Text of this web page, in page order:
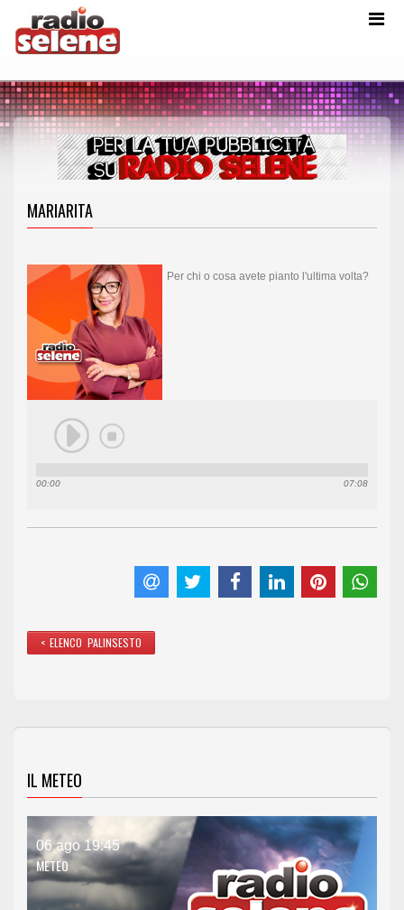
MARIARITA
00:00 07:08
Per chi o cosa avete pianto l'ultima volta?
< ELENCO PALINSESTO
IL METEO
06 ago 19:45
METEO